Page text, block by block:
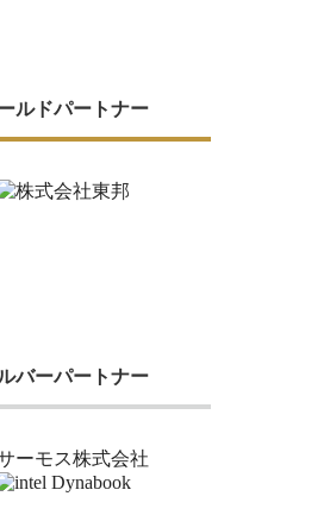
ルドパートナー
バーパートナー